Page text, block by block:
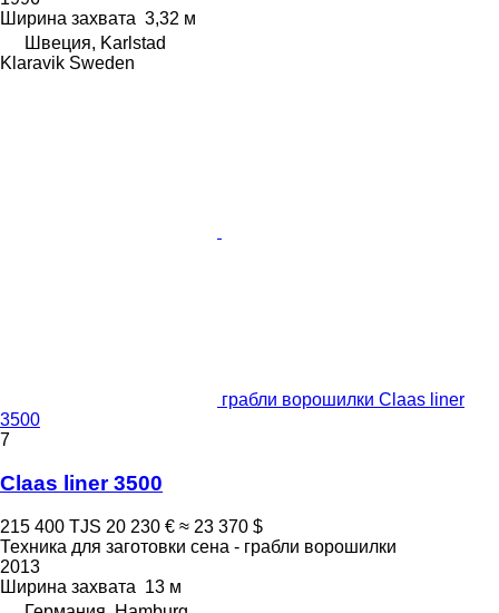
Ширина захвата 3,32 м
Швеция, Karlstad
Klaravik Sweden
грабли ворошилки Claas liner
3500
7
Claas liner 3500
215 400 TJS 20 230 € ≈ 23 370 $
Техника для заготовки сена - грабли ворошилки
2013
Ширина захвата 13 м